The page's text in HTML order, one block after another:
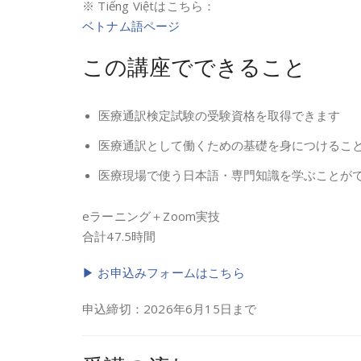
※ Tiếng Việtはこちら：
ベトナム語ページ
この講座でできること
医療通訳検定試験の受験資格を取得できます
医療通訳として働くための基礎を身につけるこ
医療現場で使う日本語・専門知識を学ぶことが
eラーニング＋Zoom実技
合計47.5時間
▶ お申込みフォームはこちら
申込締切：2026年6月15日まで